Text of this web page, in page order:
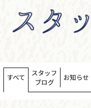
すべて
スタッフ
ブログ
お知らせ